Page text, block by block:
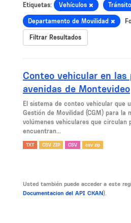
Etiquetas: Vehículos Tránsito
Departamento de Movilidad
Filtrar Resultados
Conteo vehicular en las
avenidas de Montevideo
El sistema de conteo vehicular que
Gestión de Movilidad (CGM) para la
volúmenes vehiculares que circulan
encuentran...
TXT CSV ZIP CSV csv zip
Usted también puede acceder a este
Documentacion del API CKAN).